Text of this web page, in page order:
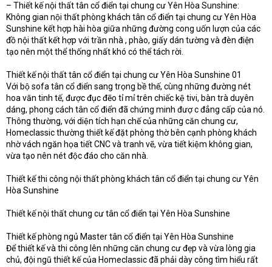
– Thiết kế nội thất tân cổ điển tại chung cư Yên Hòa Sunshine:
Không gian nội thất phòng khách tân cổ điển tại chung cư Yên Hòa
Sunshine kết hợp hài hòa giữa những đường cong uốn lượn của các
đồ nội thất kết hợp với trần nhà , phào, giấy dán tường và đèn điện
tạo nên một thể thống nhất khó có thể tách rời.
Thiết kế nội thất tân cổ điển tại chung cư Yên Hòa Sunshine 01
Với bộ sofa tân cổ điển sang trọng bề thế, cùng những đường nét
hoa văn tinh tế, được đục đẽo tỉ mỉ trên chiếc kệ tivi, bàn trà duyên
dáng, phong cách tân cổ điển đã chứng minh đượ c đẳng cấp của nó.
Thông thường, với diện tích hạn chế của những căn chung cư,
Homeclassic thường thiết kế đặt phòng thờ bên cạnh phòng khách
nhờ vách ngăn họa tiết CNC và tranh vẽ, vừa tiết kiệm không gian,
vừa tạo nên nét độc đáo cho căn nhà.
Thiết kế thi công nội thất phòng khách tân cổ điển tại chung cư Yên
Hòa Sunshine
Thiết kế nội thất chung cư tân cổ điển tại Yên Hòa Sunshine
Thiết kế phòng ngủ Master tân cổ điển tại Yên Hòa Sunshine
Để thiết kế và thi công lên những căn chung cư đẹp và vừa lòng gia
chủ, đội ngũ thiết kế của Homeclassic đã phải dày công tìm hiểu rất